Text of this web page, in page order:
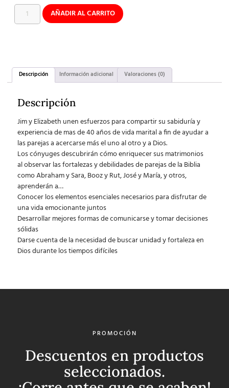
AÑADIR AL CARRITO
Descripción Información adicional Valoraciones (0)
Descripción
Jim y Elizabeth unen esfuerzos para compartir su sabiduría y
experiencia de mas de 40 años de vida marital a fin de ayudar a
las parejas a acercarse más el uno al otro y a Dios.
Los cónyuges descubrirán cómo enriquecer sus matrimonios
al observar las fortalezas y debilidades de parejas de la Biblia
como Abraham y Sara, Booz y Rut, José y María, y otros,
aprenderán a…
Conocer los elementos esenciales necesarios para disfrutar de
una vida emocionante juntos
Desarrollar mejores formas de comunicarse y tomar decisiones
sólidas
Darse cuenta de la necesidad de buscar unidad y fortaleza en
Dios durante los tiempos difíciles
PROMOCIÓN
Descuentos en productos
seleccionados.